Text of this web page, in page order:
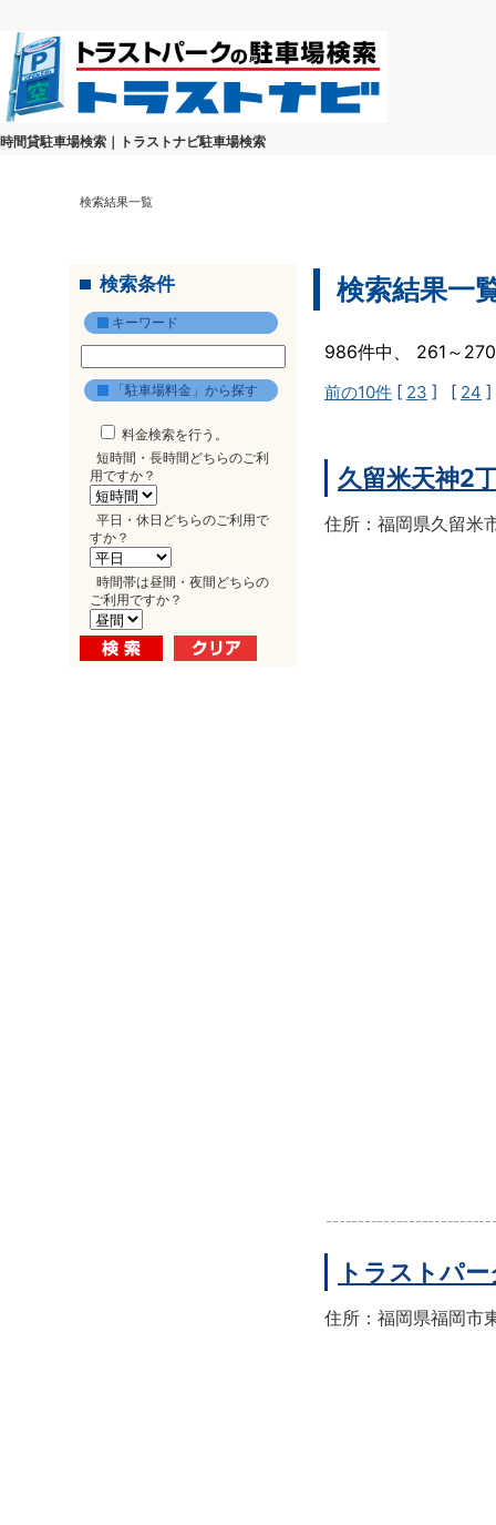
時間貸駐車場検索｜トラストナビ駐車場検索
検索結果一覧
検索条件
キーワード
「駐車場料金」から探す
料金検索を行う。
短時間・長時間どちらのご利
用ですか？
平日・休日どちらのご利用で
すか？
時間帯は昼間・夜間どちらの
ご利用ですか？
検索結果一
986件中、 261～
前の10件 [ 23 ] [ 24
久留米天神2
住所：福岡県久留米
トラストパ
住所：福岡県福岡市